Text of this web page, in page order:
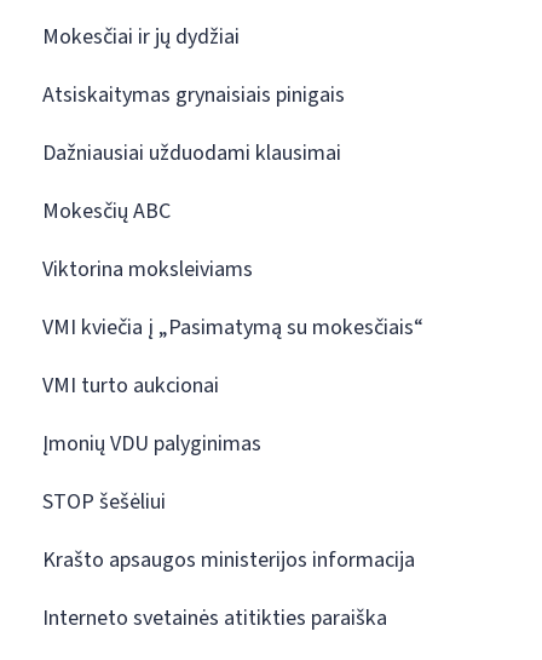
Mokesčiai ir jų dydžiai
Atsiskaitymas grynaisiais pinigais
Dažniausiai užduodami klausimai
Mokesčių ABC
Viktorina moksleiviams
VMI kviečia į „Pasimatymą su mokesčiais“
VMI turto aukcionai
Įmonių VDU palyginimas
STOP šešėliui
Krašto apsaugos ministerijos informacija
Interneto svetainės atitikties paraiška